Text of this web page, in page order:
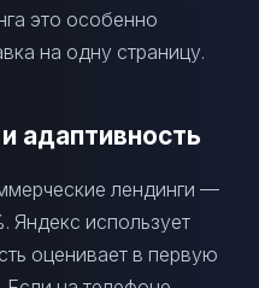
это особенно
на одну страницу.
адаптивность
лендинги —
Яндекс использует
оценивает в первую